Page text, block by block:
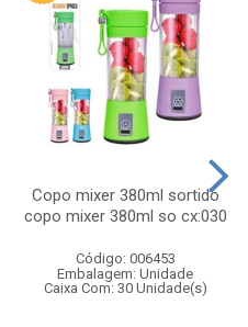
Copo mixer 380ml sortido
copo mixer 380ml so cx:030
Código: 006453
Embalagem: Unidade
Caixa Com: 30 Unidade(s)